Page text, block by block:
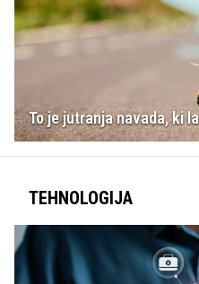
To je jutranja navada, ki
TEHNOLOGIJA